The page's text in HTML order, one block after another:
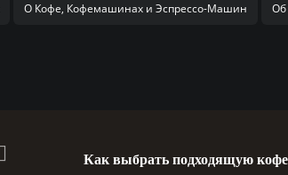
О Кофе, Кофемашинах и Эспрессо-Машин Об
Как выбрать подходящую